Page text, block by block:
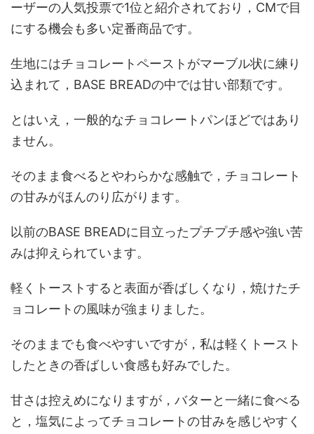
ーザーの人気投票で1位と紹介されており，CMで目
にする機会も多い定番商品です。
生地にはチョコレートペーストがマーブル状に練り
込まれて，BASE BREADの中では甘い部類です。
とはいえ，一般的なチョコレートパンほどではあり
ません。
そのまま食べるとやわらかな感触で，チョコレート
の甘みがほんのり広がります。
以前のBASE BREADに目立ったプチプチ感や強い苦
みは抑えられています。
軽くトーストすると表面が香ばしくなり，焼けたチ
ョコレートの風味が強まりました。
そのままでも食べやすいですが，私は軽くトースト
したときの香ばしい食感も好みでした。
甘さは控えめになりますが，バターと一緒に食べる
と，塩気によってチョコレートの甘みを感じやすく